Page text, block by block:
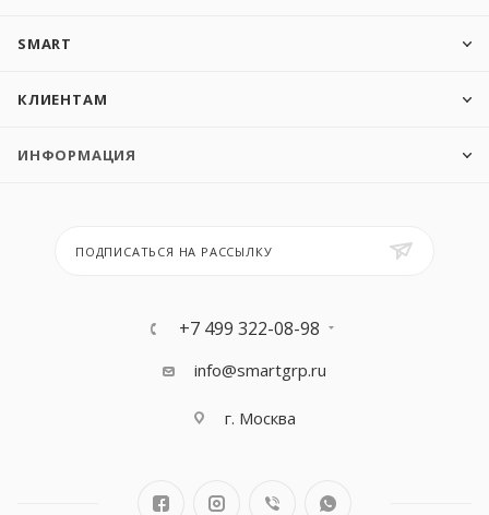
SMART
КЛИЕНТАМ
ИНФОРМАЦИЯ
ПОДПИСАТЬСЯ НА РАССЫЛКУ
+7 499 322-08-98
info@smartgrp.ru
г. Москва